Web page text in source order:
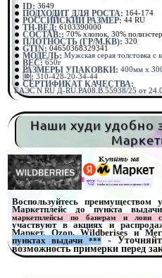
ID: 3649
ПОДХОДИТ ДЛЯ РОСТА: 164-174
РОССИЙСКИЙ РАЗМЕР: 44 RU
ТН-ВЕД: 6103390000
СОСТАВ:: 70% хлопок, 30% полиэстер
ПЛОТНОСТЬ (ГР/М.КВ): 320
GTIN: 04650368329341
МОДЕЛЬ: Мужская серая толстовка
ВЕС: 650г
РАЗМЕРЫ УПАКОВКИ: 400мм x
🆔: 310-428-20-34-44
СЕРТИФИКАТ КАЧЕСТВА:
ЕАЭС N RU Д-RU.РА08.В.55938/25 от
Наши худи удобно
Воспользуйтесь
Маркетплейс до пункта
маркетплейсы по банерам и лови
участвуют в акциях и
Маркет, Ozon, Wildberises и
пунктах выдачи ***
-
возможность примерки перед